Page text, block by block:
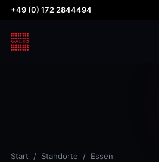
+49 (0) 172 2844494
Start / Standorte / Essen